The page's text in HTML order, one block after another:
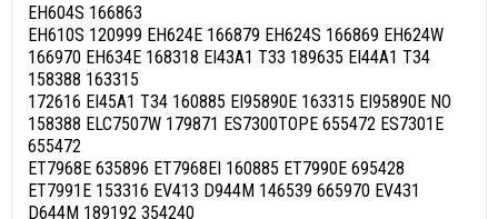
EH604S 166863
EH610S 120999 EH624E 166879 EH624S 166869 EH624W
166970 EH634E 168318 EI43A1 T33 189635 EI44A1 T34
158388 163315
172616 EI45A1 T34 160885 EI95890E 163315 EI95890E NO
158388 ELC7507W 179871 ES7300TOPE 655472 ES7301E
655472
ET7968E 635896 ET7968EI 160885 ET7990E 695428
ET7991E 153316 EV413 D944M 146539 665970 EV431
D644M 189192 354240